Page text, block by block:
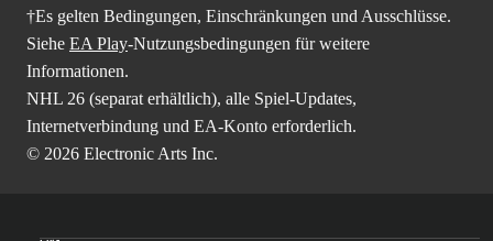
†Es gelten Bedingungen, Einschränkungen und Ausschlüsse.
Siehe EA Play-Nutzungsbedingungen für weitere
Informationen.
NHL 26 (separat erhältlich), alle Spiel-Updates,
Internetverbindung und EA-Konto erforderlich.
© 2026 Electronic Arts Inc.